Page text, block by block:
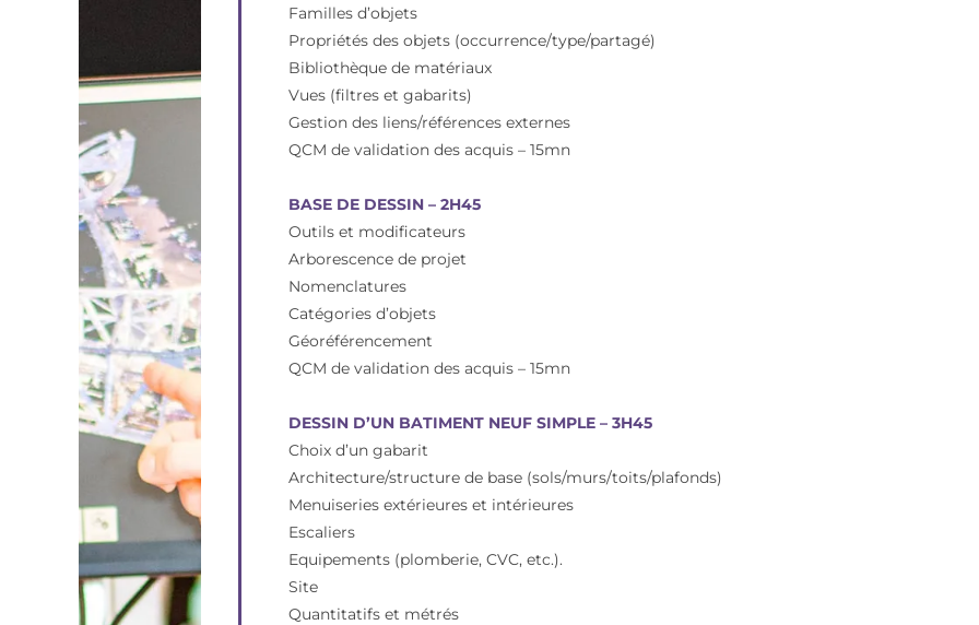
Familles d’objets
Propriétés des objets (occurrence/type/partagé)
Bibliothèque de matériaux
Vues (filtres et gabarits)
Gestion des liens/références externes
QCM de validation des acquis – 15mn
BASE DE DESSIN – 2H45
Outils et modificateurs
Arborescence de projet
Nomenclatures
Catégories d’objets
Géoréférencement
QCM de validation des acquis – 15mn
DESSIN D’UN BATIMENT NEUF SIMPLE – 3H45
Choix d’un gabarit
Architecture/structure de base (sols/murs/toits/plafonds)
Menuiseries extérieures et intérieures
Escaliers
Equipements (plomberie, CVC, etc.).
Site
Quantitatifs et métrés